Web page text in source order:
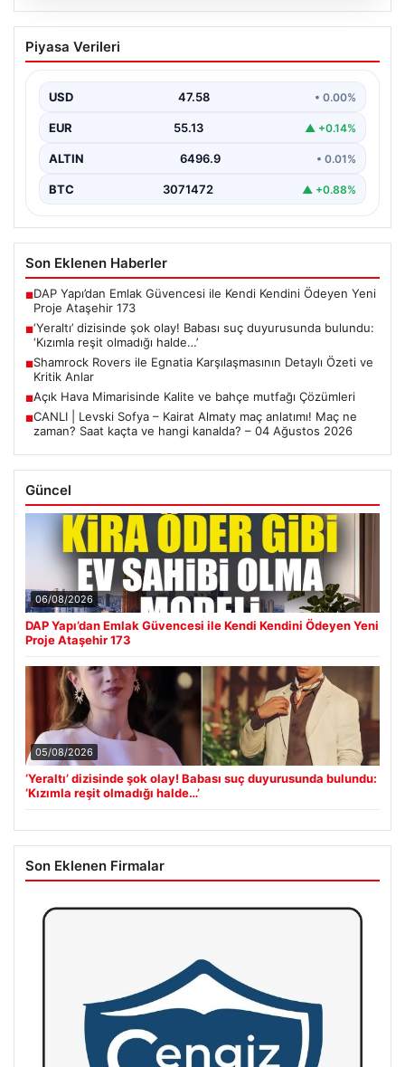
05.08.2026
‘Yeraltı’ dizisinde şok olay! Babası suç
duyurusunda bulundu: ‘Kızımla reşit
Piyasa Verileri
USD 47.58 • 0.00%
EUR 55.13 ▲ +0.14%
ALTIN 6496.9 • 0.01%
BTC 3071472 ▲ +0.88%
Son Eklenen Haberler
■DAP Yapı’dan Emlak Güvencesi ile Kendi Kendini Ödeyen Yeni
Proje Ataşehir 173
■‘Yeraltı’ dizisinde şok olay! Babası suç duyurusunda bulundu:
‘Kızımla reşit olmadığı halde…’
■Shamrock Rovers ile Egnatia Karşılaşmasının Detaylı Özeti ve
Kritik Anlar
■Açık Hava Mimarisinde Kalite ve bahçe mutfağı Çözümleri
■CANLI | Levski Sofya – Kairat Almaty maç anlatımı! Maç ne
zaman? Saat kaçta ve hangi kanalda? – 04 Ağustos 2026
Güncel
06/08/2026
DAP Yapı’dan Emlak Güvencesi ile Kendi Kendini Ödeyen Yeni
Proje Ataşehir 173
05/08/2026
‘Yeraltı’ dizisinde şok olay! Babası suç duyurusunda bulundu:
‘Kızımla reşit olmadığı halde…’
Son Eklenen Firmalar